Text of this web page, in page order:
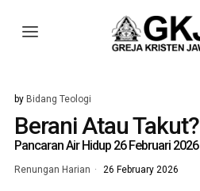
by Bidang Teologi
Berani Atau Takut?
Pancaran Air Hidup 26 Februari 2026
Renungan Harian 26 February 2026